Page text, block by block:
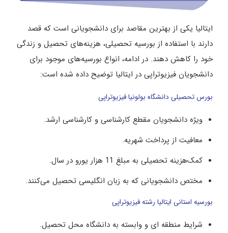
ایتالیا یکی از بهترین مقاصد برای دانشجویانی است که قصد
دارند با استفاده از بورسیه تحصیلی، هزینه‌‌های تحصیل و زندگی
خود را کاهش دهند. در ادامه، انواع بورسیه‌های موجود برای
دانشجویان فیزیوتراپی در ایتالیا توضیح داده شده است:
بورس تحصیلی دانشگاه بولونیا فیزیوتراپی
ویژه دانشجویان مقطع کارشناسی و کارشناسی ارشد.
معافیت از پرداخت شهریه.
کمک‌هزینه تحصیلی به مبلغ 11 هزار یورو در سال.
مختص دانشجویانی که به زبان انگلیسی تحصیل می‌کنند.
بورسیه استانی ایتالیا رشته فیزیوتراپی
شرایط منطقه ‌ای و وابسته به دانشگاه محل تحصیل.